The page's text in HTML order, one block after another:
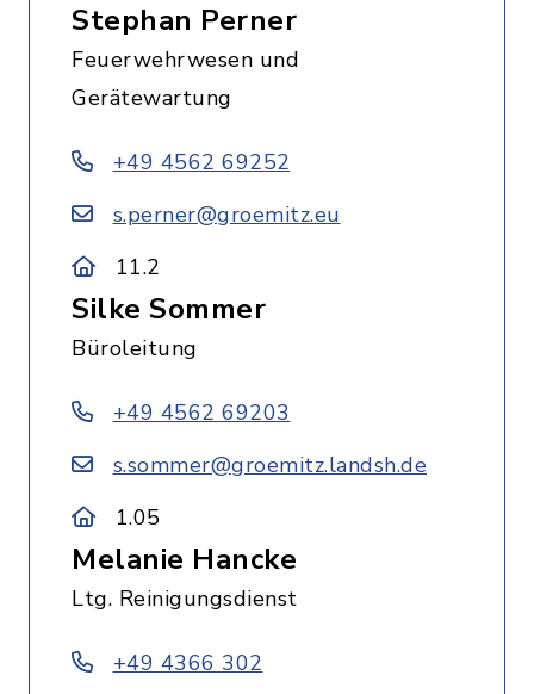
Stephan Perner
Feuerwehrwesen und
Gerätewartung
+49 4562 69252
s.perner@groemitz.eu
11.2
Silke Sommer
Büroleitung
+49 4562 69203
s.sommer@groemitz.landsh.de
1.05
Melanie Hancke
Ltg. Reinigungsdienst
+49 4366 302